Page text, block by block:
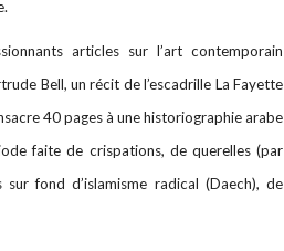
articles sur l’art contemporain
Bell, un récit de l’escadrille La Fayette
40 pages à une historiographie arabe
faite de crispations, de querelles (par
fond d’islamisme radical (Daech), de